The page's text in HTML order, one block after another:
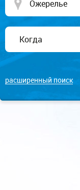
расширенный поиск